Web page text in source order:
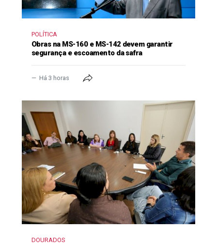
POLÍTICA
Obras na MS-160 e MS-142 devem garantir
segurança e escoamento da safra
Há 3 horas
DOURADOS